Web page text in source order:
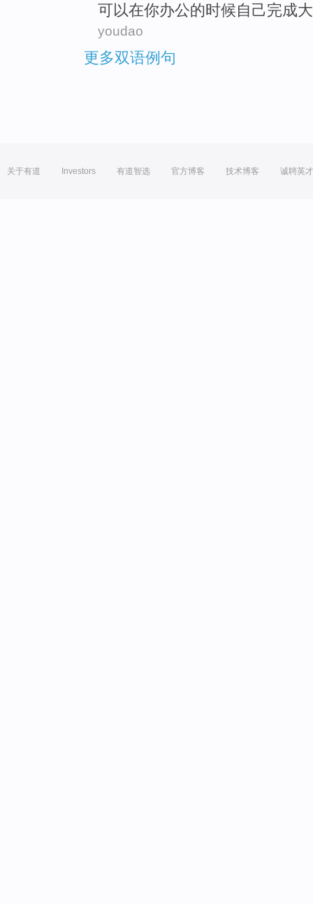
可以在你办公的时候自己完成
youdao
更多双语例句
关于有道 Investors 有道智选 官方博客 技术博客 诚聘英才